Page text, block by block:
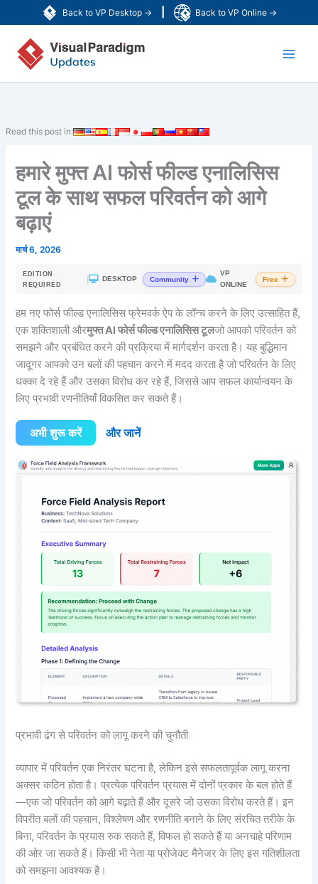
Back to VP Desktop → Back to VP Online →
to
content
Read this post in:
हमारे मुफ्त AI फोर्स फील्ड एनालिसिस
टूल के साथ सफल परिवर्तन को आगे
बढ़ाएं
मार्च 6, 2026
EDITION
REQUIRED
| DESKTOP Community
VP
ONLINE
Free
हम नए फोर्स फील्ड एनालिसिस फ्रेमवर्क ऐप के लॉन्च करने के लिए उत्साहित हैं,
एक शक्तिशाली औरमुफ्त AI फोर्स फील्ड एनालिसिस टूलजो आपको परिवर्तन को
समझने और प्रबंधित करने की प्रक्रिया में मार्गदर्शन करता है। यह बुद्धिमान
जादूगर आपको उन बलों की पहचान करने में मदद करता है जो परिवर्तन के लिए
धक्का दे रहे हैं और उसका विरोध कर रहे हैं, जिससे आप सफल कार्यान्वयन के
लिए प्रभावी रणनीतियाँ विकसित कर सकते हैं।
अभी शुरू करें और जानें
प्रभावी ढंग से परिवर्तन को लागू करने की चुनौती
व्यापार में परिवर्तन एक निरंतर घटना है, लेकिन इसे सफलतापूर्वक लागू करना
अक्सर कठिन होता है। प्रत्येक परिवर्तन प्रयास में दोनों प्रकार के बल होते हैं
—एक जो परिवर्तन को आगे बढ़ाते हैं और दूसरे जो उसका विरोध करते हैं। इन
विपरीत बलों की पहचान, विश्लेषण और रणनीति बनाने के लिए संरचित तरीके के
बिना, परिवर्तन के प्रयास रुक सकते हैं, विफल हो सकते हैं या अनचाहे परिणाम
की ओर जा सकते हैं। किसी भी नेता या प्रोजेक्ट मैनेजर के लिए इस गतिशीलता
को समझना आवश्यक है।